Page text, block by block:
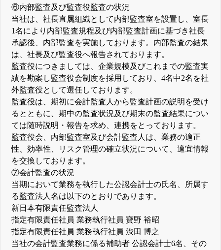
⑥内部監査及び監査役監査の状況
当社は、社長直属組織として内部監査室を設置し、室長
1名により内部監査規程及び内部監査計画に基づき社長
承認後、内部監査を実施しております。内部監査の結果
は、社長及び監査役へ報告されております。
監査役につきましては、企業規模及びこれまでの監査実
績を勘案し監査役会制度を採用しており、4名中2名を社
外監査役として選任しております。
監査役は、期初に会計監査人から監査計画の説明を受け
るとともに、期中の監査状況及び期末の監査結果につい
ては随時説明・報告を求め、連携をとっております。
監査役会、内部監査室及び会計監査人は、業務の適正
性、効率性、リスク管理の確立状況について、適宜情報
を交換しております。
⑦会計監査の状況
当期において業務を執行した公認会計士の氏名、所属す
る監査法人名は以下のとおりであります。
新日本有限責任監査法人
指定有限責任社員 業務執行社員 寶野 裕昭
指定有限責任社員 業務執行社員 渋田 博之
当社の会計監査業務に係る補助者 公認会計士6名、その